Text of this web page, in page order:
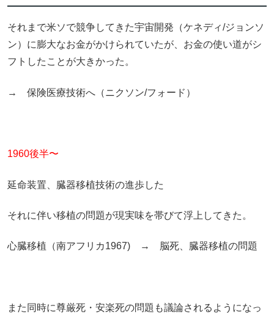
それまで米ソで競争してきた宇宙開発（ケネディ/ジョンソ
ン）に膨大なお金がかけられていたが、お金の使い道がシ
フトしたことが大きかった。
→ 保険医療技術へ（ニクソン/フォード）
1960後半〜
延命装置、臓器移植技術の進歩した
それに伴い移植の問題が現実味を帯びて浮上してきた。
心臓移植（南アフリカ1967) → 脳死、臓器移植の問題
また同時に尊厳死・安楽死の問題も議論されるようになっ